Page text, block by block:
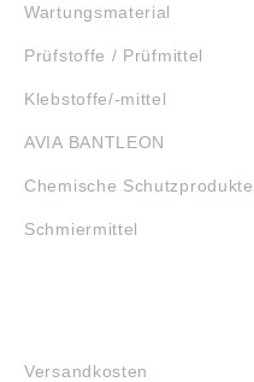
Wartungsmaterial
Prüfstoffe / Prüfmittel
Klebstoffe/-mittel
AVIA BANTLEON
Chemische Schutzprodukte
Schmiermittel
Versandkosten